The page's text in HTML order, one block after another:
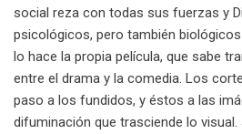
social reza con todas sus fuerzas y
psicológicos, pero también
lo hace la propia película, que sabe
entre el drama y la comedia. Los
paso a los fundidos, y éstos a las
difuminación que trasciende lo